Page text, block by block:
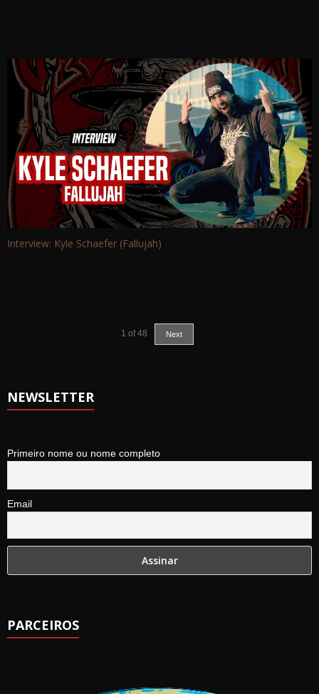
Interview: Kyle Schaefer (Fallujah)
1 of 48 Next
NEWSLETTER
Primeiro nome ou nome completo
Email
PARCEIROS